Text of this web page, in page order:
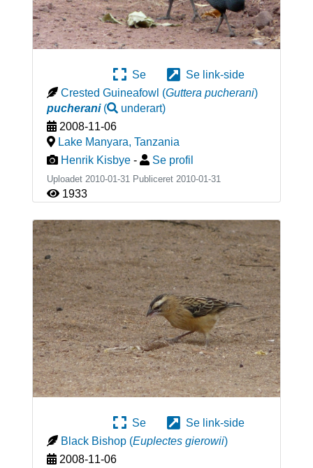
Se
Se link-side
Crested Guineafowl (Guttera pucherani)
pucherani( underart)
2008-11-06
Lake Manyara, Tanzania
Henrik Kisbye - Se profil
Uploadet 2010-01-31 Publiceret 2010-01-31
1933
Se
Se link-side
Black Bishop (Euplectes gierowii)
2008-11-06